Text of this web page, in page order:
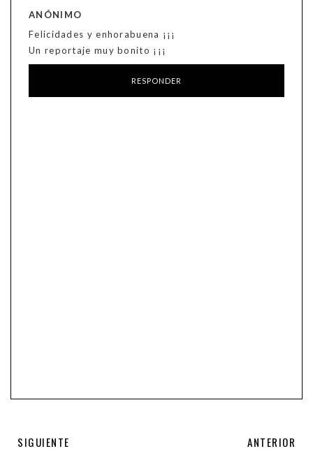
ANÓNIMO
Felicidades y enhorabuena ¡¡¡
Un reportaje muy bonito ¡¡¡
RESPONDER
SIGUIENTE ANTERIOR